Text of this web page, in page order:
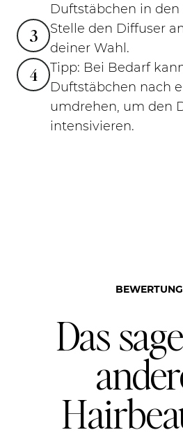
Duftstäbchen in den
3
Stelle den Diffuser
deiner Wahl.
4
Tipp: Bei Bedarf
Duftstäbchen nach
umdrehen, um den
intensivieren.
Das